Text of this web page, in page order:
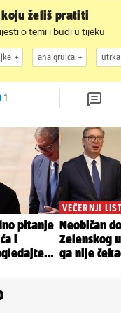
želiš pratiti
o temi i budi u tijeku
ana gruica utrka
1